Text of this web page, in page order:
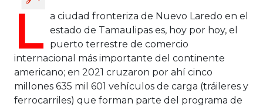
L a ciudad fronteriza de Nuevo Laredo en el
estado de Tamaulipas es, hoy por hoy, el
puerto terrestre de comercio
internacional más importante del continente
americano; en 2021 cruzaron por ahí cinco
millones 635 mil 601 vehículos de carga (tráileres y
ferrocarriles) que forman parte del programa de